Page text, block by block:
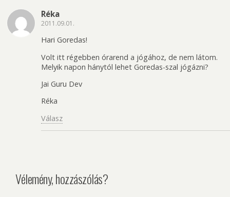
Réka
2011.09.01.
Hari Goredas!
Volt itt régebben órarend a jógához, de nem látom.
Melyik napon hánytól lehet Goredas-szal jógázni?
Jai Guru Dev
Réka
Válasz
Vélemény, hozzászólás?